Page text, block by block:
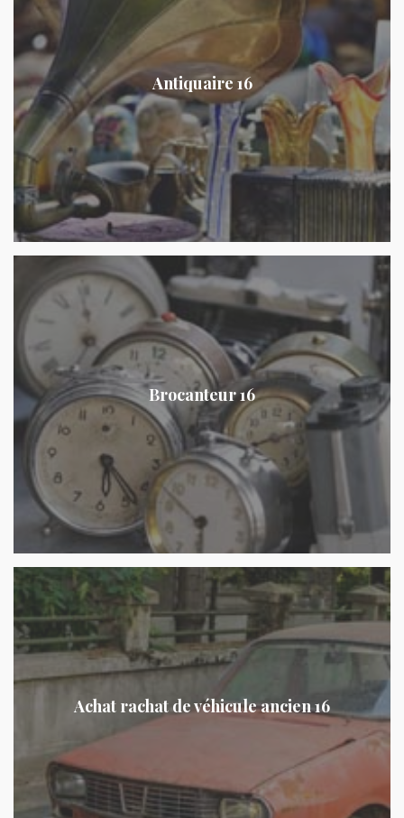
Antiquaire 16
Brocanteur 16
Achat rachat de véhicule ancien 16